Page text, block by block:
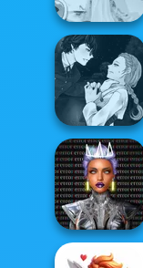
Princess Gala
Host
Manga Creator
Vampire Hunter
P...